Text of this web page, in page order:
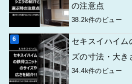
の注意点
38.2k件のビュー
セキスイハイム
ズの寸法・大き
34.4k件のビュー